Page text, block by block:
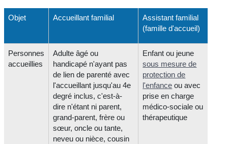
Objet Accueillant familial
Assistant familial
(famille d'accueil)
Personnes
accueillies
Adulte âgé ou
handicapé n'ayant pas
de lien de parenté avec
l'accueillant jusqu'au 4e
degré inclus, c'est-à-
dire n'étant ni parent,
grand-parent, frère ou
sœur, oncle ou tante,
neveu ou nièce, cousin
Enfant ou jeune
sous mesure de
protection de
l'enfance ou avec
prise en charge
médico-sociale ou
thérapeutique